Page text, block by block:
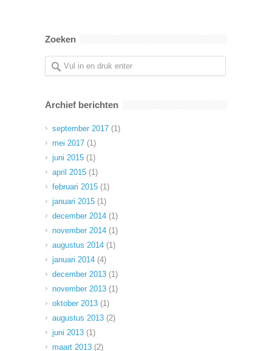
Zoeken
Archief berichten
september 2017 (1)
mei 2017 (1)
juni 2015 (1)
april 2015 (1)
februari 2015 (1)
januari 2015 (1)
december 2014 (1)
november 2014 (1)
augustus 2014 (1)
januari 2014 (4)
december 2013 (1)
november 2013 (1)
oktober 2013 (1)
augustus 2013 (2)
juni 2013 (1)
maart 2013 (2)